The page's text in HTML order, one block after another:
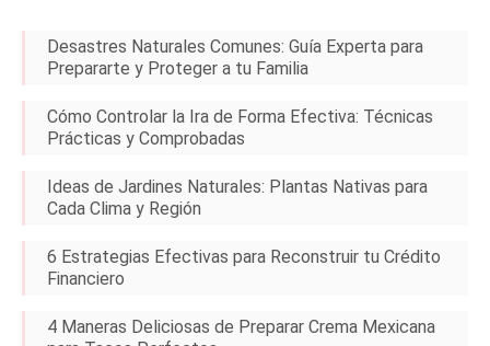
Desastres Naturales Comunes: Guía Experta para
Prepararte y Proteger a tu Familia
Cómo Controlar la Ira de Forma Efectiva: Técnicas
Prácticas y Comprobadas
Ideas de Jardines Naturales: Plantas Nativas para
Cada Clima y Región
6 Estrategias Efectivas para Reconstruir tu Crédito
Financiero
4 Maneras Deliciosas de Preparar Crema Mexicana